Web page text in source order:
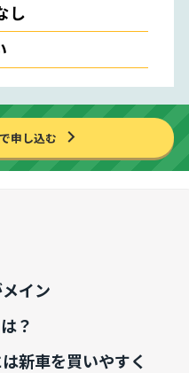
し
申し込む
イン
？
新車を買いやすく